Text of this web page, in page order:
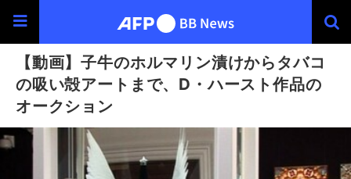
【動画】子牛のホルマリン漬けからタバコ
の吸い殻アートまで、D・ハースト作品の
オークション